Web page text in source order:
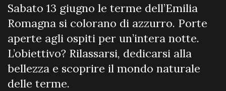
Sabato 13 giugno le terme dell’Emilia
Romagna si colorano di azzurro. Porte
aperte agli ospiti per un’intera notte.
L’obiettivo? Rilassarsi, dedicarsi alla
bellezza e scoprire il mondo naturale
delle terme.